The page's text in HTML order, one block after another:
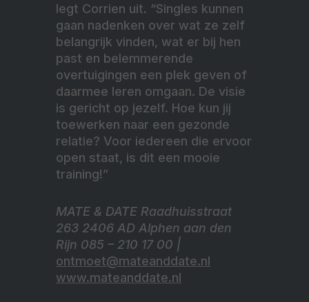
legt Corrien uit. “Singles kunnen
gaan nadenken over wat ze zelf
belangrijk vinden, wat er bij hen
past en belemmerende
overtuigingen een plek geven of
daarmee leren omgaan. De visie
is gericht op jezelf. Hoe kun jij
toewerken naar een gezonde
relatie? Voor iedereen die ervoor
open staat, is dit een mooie
training!”
MATE & DATE Raadhuisstraat
263 2406 AD Alphen aan den
Rijn 085 – 210 17 00 |
ontmoet@mateanddate.nl
www.mateanddate.nl